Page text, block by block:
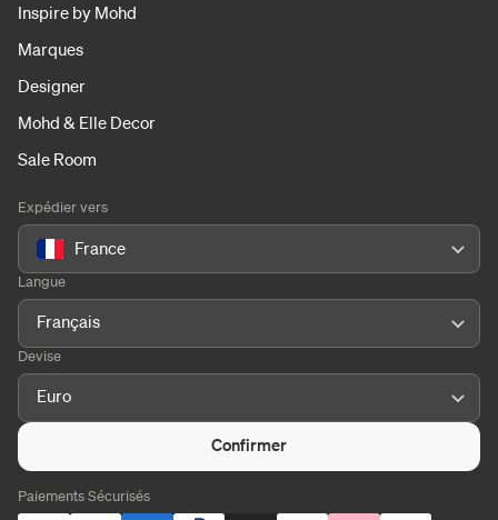
Inspire by Mohd
Marques
Designer
Mohd & Elle Decor
Sale Room
Expédier vers
France
Langue
Français
Devise
Euro
Confirmer
Paiements Sécurisés